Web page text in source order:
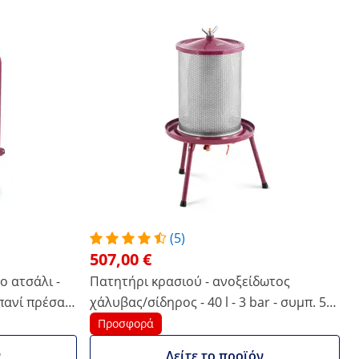
ατσάλι -
(5)
507,00 €
Πατητήρι κρασιού - ανοξείδωτος
χάλυβας/σίδηρος - 40 l - 3 bar - συμπ. 5
Προσφορά